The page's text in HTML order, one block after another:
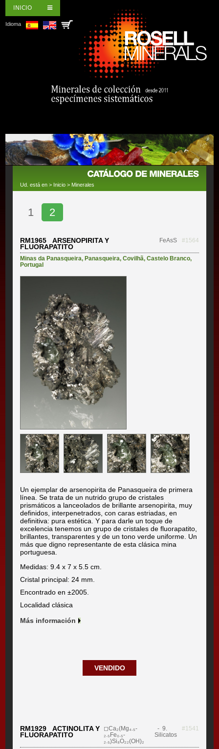
INICIO
Idioma
Ud. está en > Inicio > Minerales
1 2
RM1965 ARSENOPIRITA Y
FLUORAPATITO
FeAsS #1564
Minas da Panasqueira, Panasqueira,Covilhã,Castelo Branco,
Portugal
Un ejemplar de arsenopirita de Panasqueira de primera
línea. Se trata de un nutrido grupo de cristales
prismáticos a lanceolados de brillante arsenopirita, muy
definidos, interpenetrados, con caras estriadas, en
definitiva: pura estética. Y para darle un toque de
excelencia tenemos un grupo de cristales de fluorapatito,
brillantes, transparentes y de un tono verde uniforme. Un
más que digno representante de esta clásica mina
portuguesa.
Medidas: 9.4 x 7 x 5.5 cm.
Cristal principal: 24 mm.
Encontrado en ±2005.
Localidad clásica
Más información
VENDIDO
RM1929 ACTINOLITA Y
FLUORAPATITO
◻Ca₂(Mg₄.₅-
₂.₅Fe₀.₅-
₂.₅)Si₈O₂₂(OH)₂
- 9.
Silicatos
#1541